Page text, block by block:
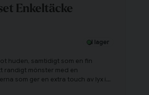
Enkeltäcke
I lager
huden, samtidigt som en fin
randigt mönster med en
som ger en extra touch av lyx i